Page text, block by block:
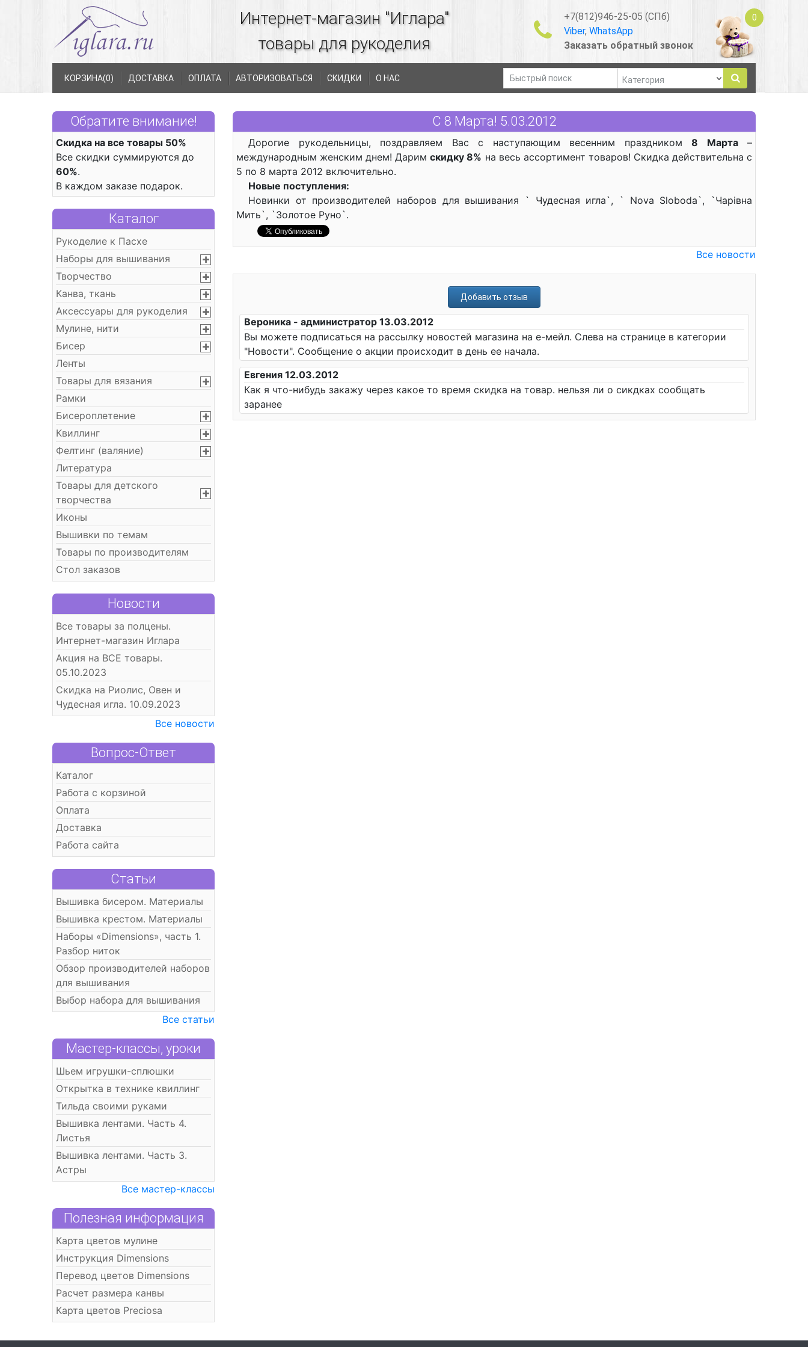
Интернет-магазин "Иглара"
товары для рукоделия
+7(812)946-25-05 (СПб)
Viber, WhatsApp
Заказать обратный звонок
0
КОРЗИНА(0) ДОСТАВКА ОПЛАТА АВТОРИЗОВАТЬСЯ СКИДКИ О НАС
Обратите внимание!
Скидка на все товары 50%
Все скидки суммируются до
60%.
В каждом заказе подарок.
Каталог
Рукоделие к Пасхе
Наборы для вышивания
Творчество
Канва, ткань
Аксессуары для рукоделия
Мулине, нити
Бисер
Ленты
Товары для вязания
Рамки
Бисероплетение
Квиллинг
Фелтинг (валяние)
Литература
Товары для детского
творчества
Иконы
Вышивки по темам
Товары по производителям
Стол заказов
Новости
Все товары за полцены.
Интернет-магазин Иглара
Акция на ВСЕ товары.
05.10.2023
Скидка на Риолис, Овен и
Чудесная игла. 10.09.2023
Все новости
Вопрос-Ответ
Каталог
Работа с корзиной
Оплата
Доставка
Работа сайта
Статьи
Вышивка бисером. Материалы
Вышивка крестом. Материалы
Наборы «Dimensions», часть 1.
Разбор ниток
Обзор производителей наборов
для вышивания
Выбор набора для вышивания
Все статьи
Мастер-классы, уроки
Шьем игрушки-сплюшки
Открытка в технике квиллинг
Тильда своими руками
Вышивка лентами. Часть 4.
Листья
Вышивка лентами. Часть 3.
Астры
Все мастер-классы
Полезная информация
Карта цветов мулине
Инструкция Dimensions
Перевод цветов Dimensions
Расчет размера канвы
Карта цветов Preciosa
С 8 Марта! 5.03.2012
Дорогие рукодельницы, поздравляем Вас с наступающим весенним праздником 8 Марта–
международным женским днем! Даримскидку 8% на весь ассортимент товаров! Скидка действительна с
5 по 8 марта 2012 включительно.
Новые поступления:
Новинки от производителей наборов для вышивания ` Чудесная игла`, ` Nova Sloboda`, `Чарiвна
Мить`, `Золотое Руно`.
Все новости
Добавить отзыв
Вероника - администратор 13.03.2012
Вы можете подписаться на рассылку новостей магазина на е-мейл. Слева на странице в категории
"Новости". Сообщение о акции происходит в день ее начала.
Евгения 12.03.2012
Как я что-нибудь закажу через какое то время скидка на товар. нельзя ли о сикдках сообщать
заранее